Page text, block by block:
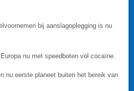
bij aanslagoplegging is nu
nu met speedboten vol cocaïne.
nu eerste planeet buiten het bereik van